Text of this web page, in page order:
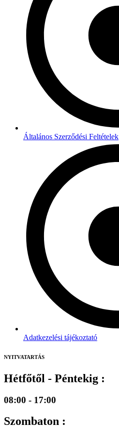
Általános Szerződési Feltételek
Adatkezelési tájékoztató
NYITVATARTÁS
Hétfőtől - Péntekig :
08:00 - 17:00
Szombaton :